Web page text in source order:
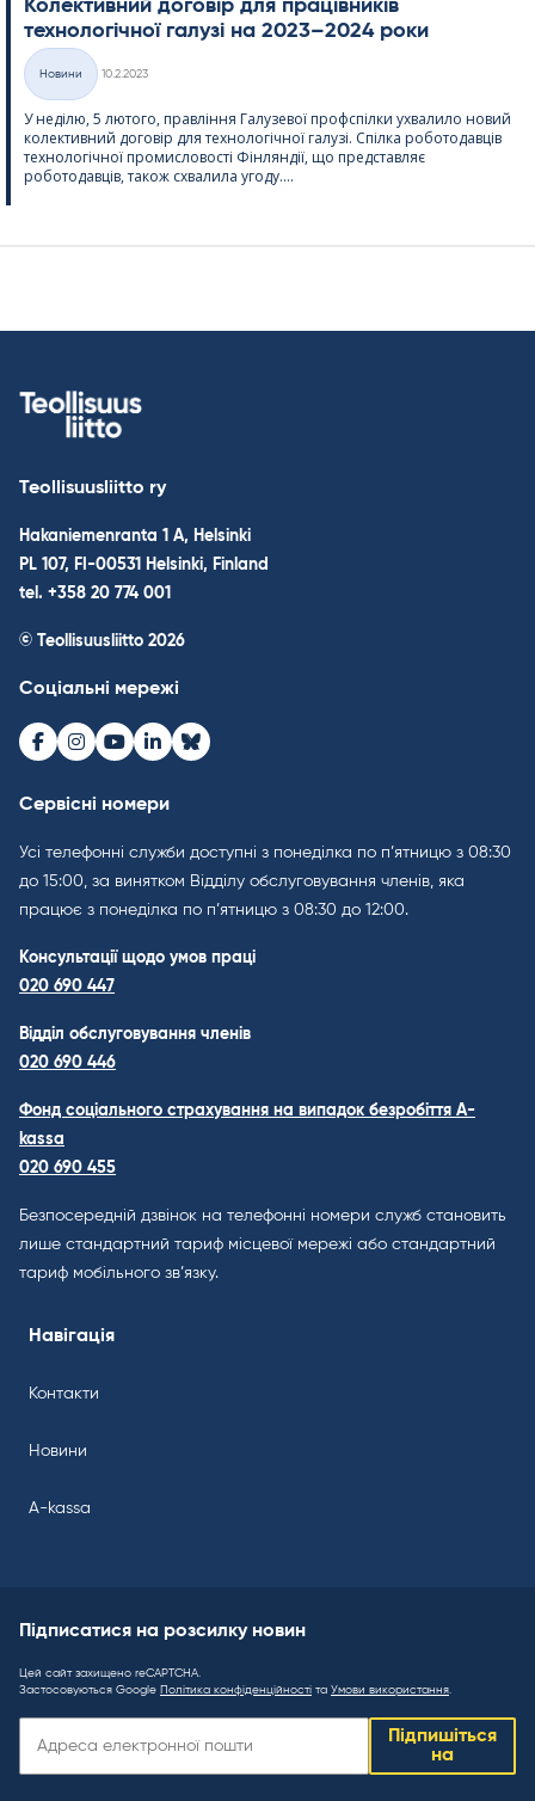
Колективний договір для працівників
технологічної галузі на 2023–2024 роки
Категорії
Новини
10.2.2023
У неділю, 5 лютого, правління Галузевої профспілки ухвалило новий
колективний договір для технологічної галузі. Спілка роботодавців
технологічної промисловості Фінляндії, що представляє
роботодавців, також схвалила угоду....
Teollisuusliitto ry
Hakaniemenranta 1 A, Helsinki
PL 107, FI-00531 Helsinki, Finland
tel. +358 20 774 001
© Teollisuusliitto 2026
Соціальні мережі
Facebook
Instagram
Youtube
LinkedInBluesky
Сервісні номери
Усі телефонні служби доступні з понеділка по п’ятницю з 08:30
до 15:00, за винятком Відділу обслуговування членів, яка
працює з понеділка по п’ятницю з 08:30 до 12:00.
Консультації щодо умов праці
020 690 447
Відділ обслуговування членів
020 690 446
Фонд соціального страхування на випадок безробіття A-
kassa
020 690 455
Безпосередній дзвінок на телефонні номери служб становить
лише стандартний тариф місцевої мережі або стандартний
тариф мобільного зв’язку.
Навігація
Контакти
Новини
A-kassa
Підписатися на розсилку новин
Цей сайт захищено reCAPTCHA.
Застосовуються Google Політика конфіденційності та Умови використання.
Підпишіться
на